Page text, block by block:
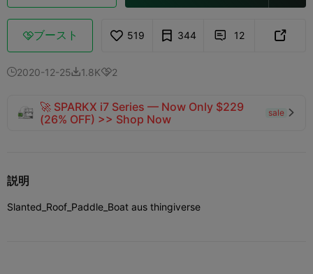
ブースト 519 344  12 
2020-12-251.8K2
🚀 SPARKX i7 Series — Now Only $229
(26% OFF) >> Shop Now
sale 
説明
Slanted_Roof_Paddle_Boat aus thingiverse